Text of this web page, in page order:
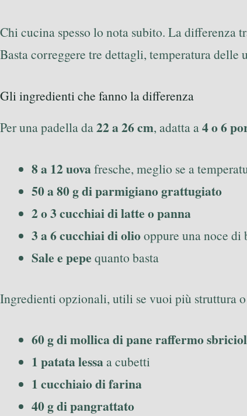
Chi cucina spesso lo nota subito. La differenza
Basta correggere tre dettagli, temperatura
Gli ingredienti che fanno la differenza
Per una padella da22 a 26 cm, adatta a4 o 6
8 a 12 uovafresche, meglio se a
50 a 80 g di parmigiano grattugiato
2 o 3 cucchiai di latte o panna
3 a 6 cucchiai di oliooppure una noce di
Sale e pepe quanto basta
Ingredienti opzionali, utili se vuoi più struttura
60 g di mollica di pane raffermo
1 patata lessaa cubetti
1 cucchiaio di farina
40 g di pangrattato